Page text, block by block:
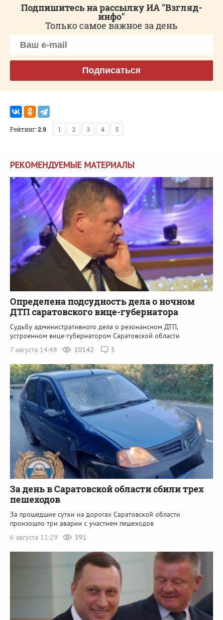
Подпишитесь на рассылку ИА "Взгляд-
инфо"
Только самое важное за день
Подписаться
Рейтинг:2.9 1 2 3 4 5
РЕКОМЕНДУЕМЫЕ МАТЕРИАЛЫ
Определена подсудность дела о ночном
ДТП саратовского вице-губернатора
Судьбу административного дела о резонансном ДТП,
устроенном вице-губернатором Саратовской области
7 августа 14:48
10142 5
За день в Саратовской области сбили трех
пешеходов
За прошедшие сутки на дорогах Саратовской области
произошло три аварии с участием пешеходов
6 августа 11:29
391